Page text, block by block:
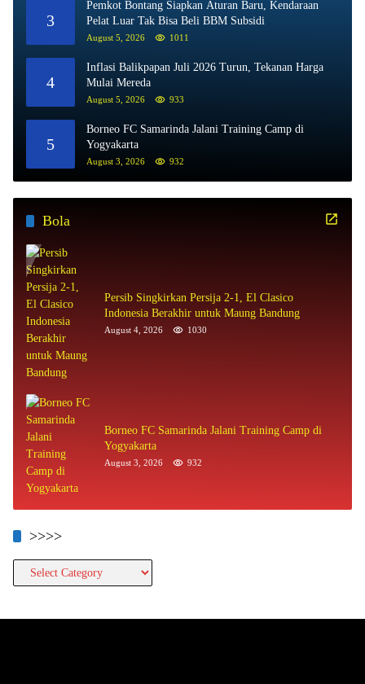
3
Pemkot Bontang Siapkan Aturan Baru, Kendaraan
Pelat Luar Tak Bisa Beli BBM Subsidi
August 5, 2026 1011
4
Inflasi Balikpapan Juli 2026 Turun, Tekanan Harga
Mulai Mereda
August 5, 2026 933
5
Borneo FC Samarinda Jalani Training Camp di
Yogyakarta
August 3, 2026 932
Bola
Persib Singkirkan Persija 2-1, El Clasico
Indonesia Berakhir untuk Maung Bandung
August 4, 2026 1030
Borneo FC Samarinda Jalani Training Camp di
Yogyakarta
August 3, 2026 932
>>>>
>>>>